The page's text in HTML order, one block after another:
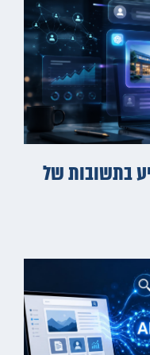
בתשובות של